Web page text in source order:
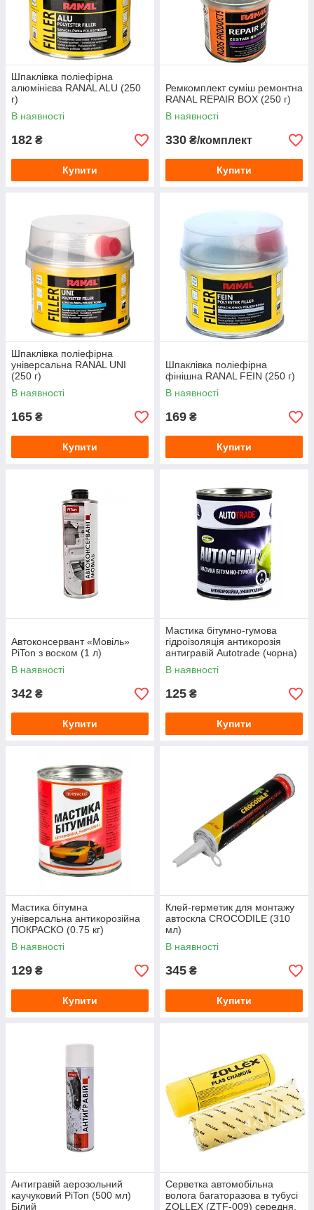
Шпаклівка поліефірна
алюмінієва RANAL ALU (250
г)
В наявності
182 ₴
Купити
Ремкомплект суміш ремонтна
RANAL REPAIR BOX (250 г)
В наявності
330 ₴/комплект
Купити
Шпаклівка поліефірна
універсальна RANAL UNI
(250 г)
В наявності
165 ₴
Купити
Шпаклівка поліефірна
фінішна RANAL FEIN (250 г)
В наявності
169 ₴
Купити
Автоконсервант «Мовіль»
PiTon з воском (1 л)
В наявності
342 ₴
Купити
Мастика бітумно-гумова
гідроізоляція антикорозія
антигравій Autotrade (чорна)
0.8 кг
В наявності
125 ₴
Купити
Мастика бітумна
універсальна антикорозійна
ПОКРАСКО (0.75 кг)
В наявності
129 ₴
Купити
Клей-герметик для монтажу
автоскла CROCODILE (310
мл)
В наявності
345 ₴
Купити
Антигравій аерозольний
каучуковий PiTon (500 мл)
Білий
Серветка автомобільна
волога багаторазова в тубусі
ZOLLEX (ZTF-009) середня,